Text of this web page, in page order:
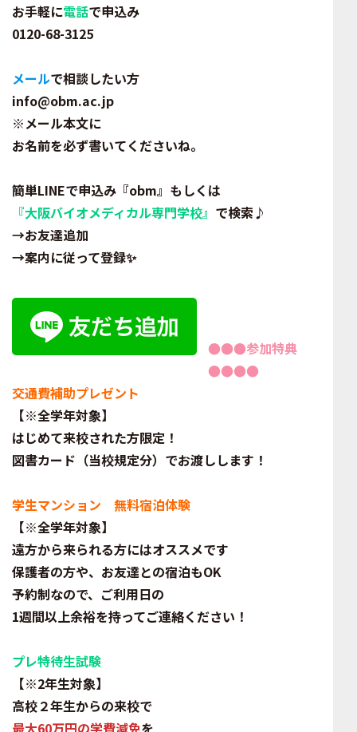
お手軽に電話で申込み
0120-68-3125
メールで相談したい方
info@obm.ac.jp
※メール本文に
お名前を必ず書いてくださいね｡
簡単LINEで申込み 『obm』もしくは
『大阪バイオメディカル専門学校』 で検索♪
→お友達追加
→案内に従って登録✨
●●●参加特典
●●●●
交通費補助プレゼント
【※全学年対象】
はじめて来校された方限定！
図書カード（当校規定分）でお渡しします！
学生マンション 無料宿泊体験
【※全学年対象】
遠方から来られる方にはオススメです
保護者の方や、お友達との宿泊もOK
予約制なので、ご利用日の
1週間以上余裕を持ってご連絡ください！
プレ特待生試験
【※2年生対象】
高校２年生からの来校で
最大60万円の学費減免を